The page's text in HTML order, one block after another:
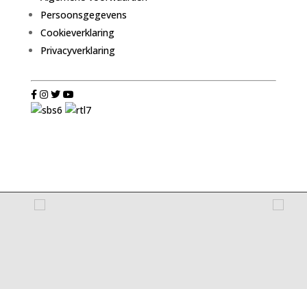
Persoonsgegevens
Cookieverklaring
Privacyverklaring